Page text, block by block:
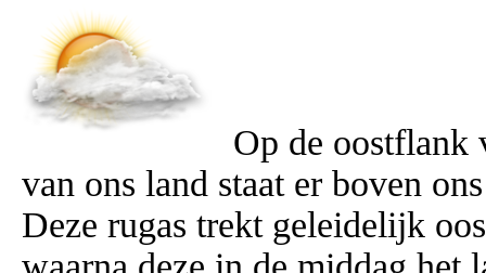
Op de oostflank
van ons land staat er boven
Deze rugas trekt geleidelijk